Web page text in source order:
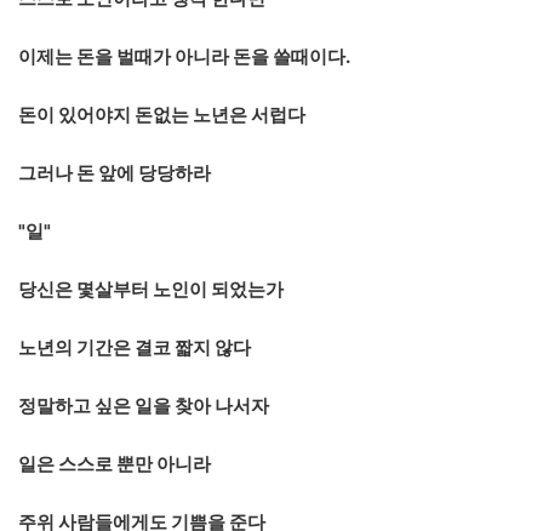
이제는 돈을 벌때가 아니라 돈을 쓸때이다.
돈이 있어야지 돈없는 노년은 서럽다
그러나 돈 앞에 당당하라
"일"
당신은 몇살부터 노인이 되었는가
노년의 기간은 결코 짧지 않다
정말하고 싶은 일을 찾아 나서자
일은 스스로 뿐만 아니라
주위 사람들에게도 기쁨을 준다